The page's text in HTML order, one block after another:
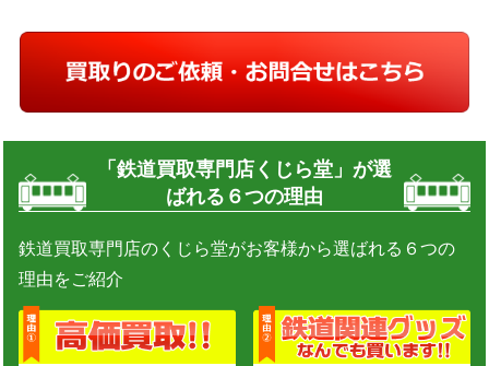
「鉄道買取専門店くじら堂」が選
ばれる６つの理由
鉄道買取専門店のくじら堂がお客様から選ばれる６つの
理由をご紹介